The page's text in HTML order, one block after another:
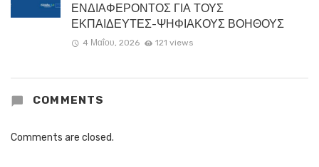
ΕΝΔΙΑΦΕΡΟΝΤΟΣ ΓΙΑ ΤΟΥΣ
ΕΚΠΑΙΔΕΥΤΕΣ-ΨΗΦΙΑΚΟΥΣ ΒΟΗΘΟΥΣ
4 Μαΐου, 2026 121 views
COMMENTS
Comments are closed.